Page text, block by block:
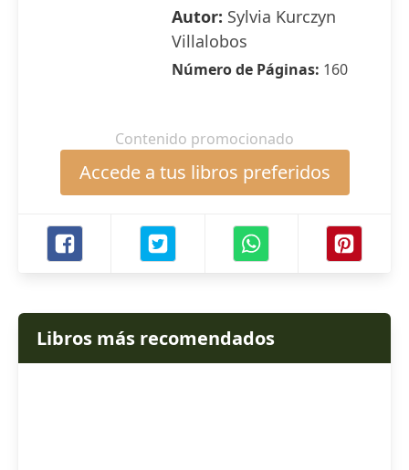
Autor: Sylvia Kurczyn
Villalobos
Número de Páginas: 160
Contenido promocionado
Accede a tus libros preferidos
Libros más recomendados